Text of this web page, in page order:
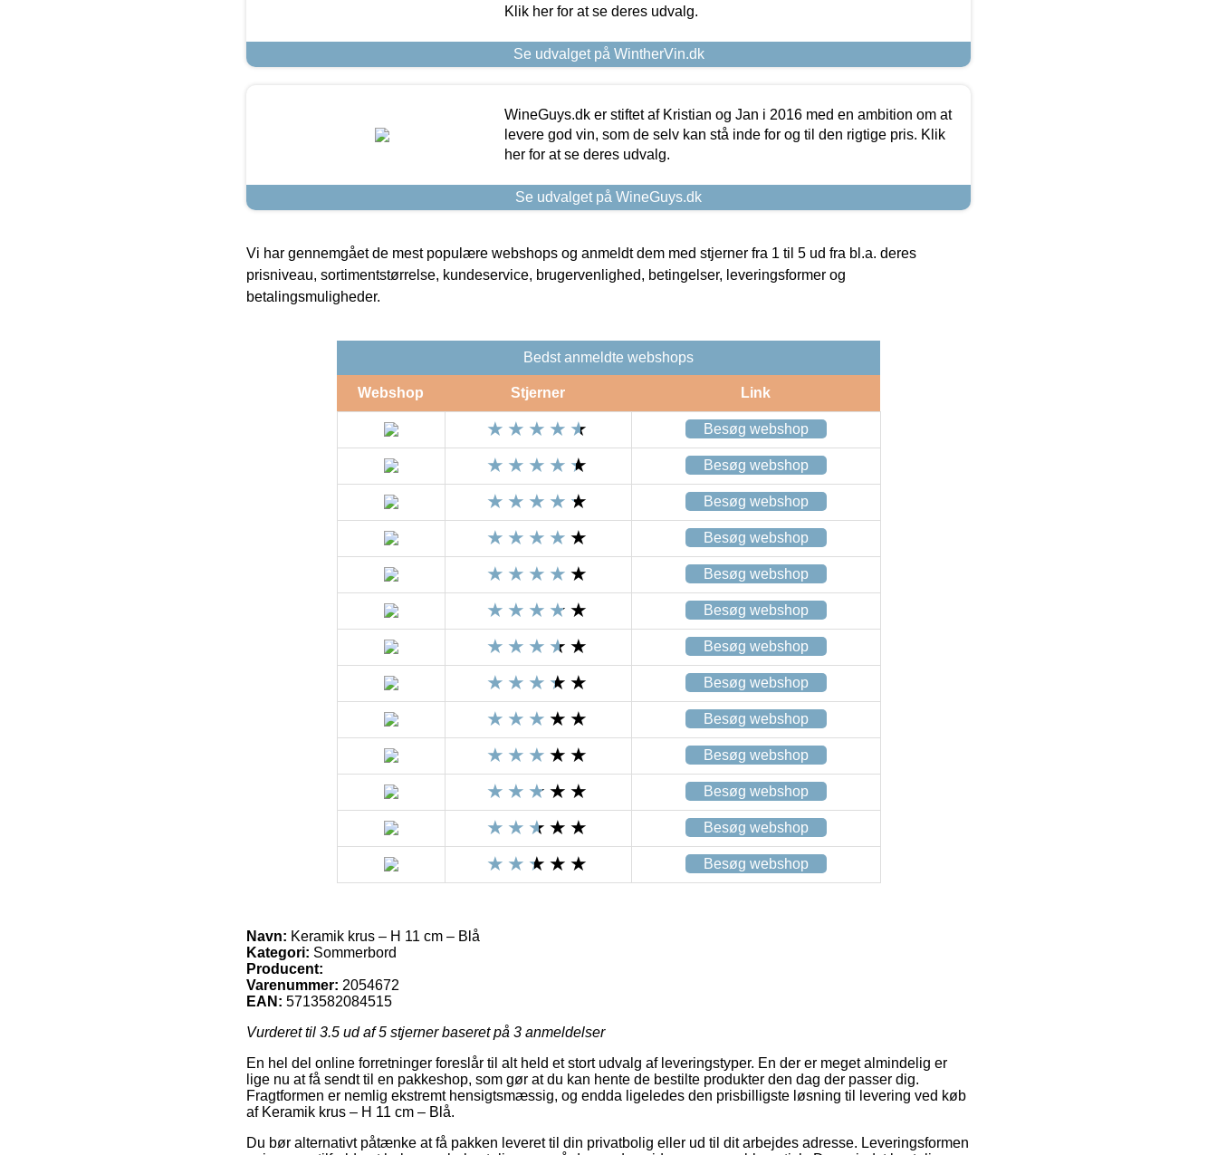
Klik her for at se deres udvalg.
Se udvalget på WintherVin.dk
WineGuys.dk er stiftet af Kristian og Jan i 2016 med en ambition om at
levere god vin, som de selv kan stå inde for og til den rigtige pris. Klik
her for at se deres udvalg.
Se udvalget på WineGuys.dk
Vi har gennemgået de mest populære webshops og anmeldt dem med stjerner fra 1 til 5 ud fra bl.a. deres
prisniveau, sortimentstørrelse, kundeservice, brugervenlighed, betingelser, leveringsformer og
betalingsmuligheder.
Bedst anmeldte webshops
Webshop Stjerner Link
Besøg webshop
Besøg webshop
Besøg webshop
Besøg webshop
Besøg webshop
Besøg webshop
Besøg webshop
Besøg webshop
Besøg webshop
Besøg webshop
Besøg webshop
Besøg webshop
Besøg webshop
Navn: Keramik krus – H 11 cm – Blå
Kategori: Sommerbord
Producent:
Varenummer: 2054672
EAN: 5713582084515
Vurderet til 3.5 ud af 5 stjerner baseret på 3 anmeldelser
En hel del online forretninger foreslår til alt held et stort udvalg af leveringstyper. En der er meget almindelig er
lige nu at få sendt til en pakkeshop, som gør at du kan hente de bestilte produkter den dag der passer dig.
Fragtformen er nemlig ekstremt hensigtsmæssig, og endda ligeledes den prisbilligste løsning til levering ved køb
af Keramik krus – H 11 cm – Blå.
Du bør alternativt påtænke at få pakken leveret til din privatbolig eller ud til dit arbejdes adresse. Leveringsformen